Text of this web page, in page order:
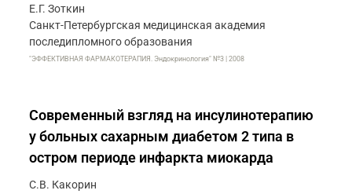
Е.Г. Зоткин
Санкт-Петербургская медицинская академия
последипломного образования
"ЭФФЕКТИВНАЯ ФАРМАКОТЕРАПИЯ. Эндокринология" №3 | 2008
Современный взгляд на инсулинотерапию
у больных сахарным диабетом 2 типа в
остром периоде инфаркта миокарда
С.В. Какорин